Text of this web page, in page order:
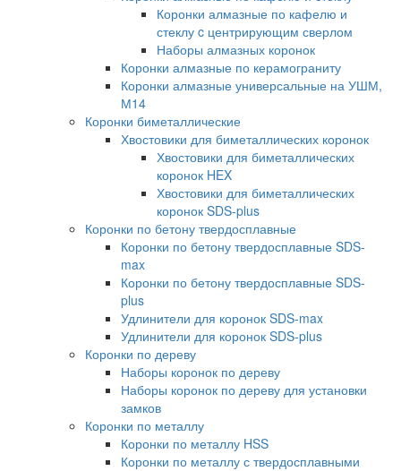
Коронки алмазные по кафелю и
стеклу c центрирующим сверлом
Наборы алмазных коронок
Коронки алмазные по керамограниту
Коронки алмазные универсальные на УШМ,
М14
Коронки биметаллические
Хвостовики для биметаллических коронок
Хвостовики для биметаллических
коронок HEX
Хвостовики для биметаллических
коронок SDS-plus
Коронки по бетону твердосплавные
Коронки по бетону твердосплавные SDS-
max
Коронки по бетону твердосплавные SDS-
plus
Удлинители для коронок SDS-max
Удлинители для коронок SDS-plus
Коронки по дереву
Наборы коронок по дереву
Наборы коронок по дереву для установки
замков
Коронки по металлу
Коронки по металлу HSS
Коронки по металлу с твердосплавными